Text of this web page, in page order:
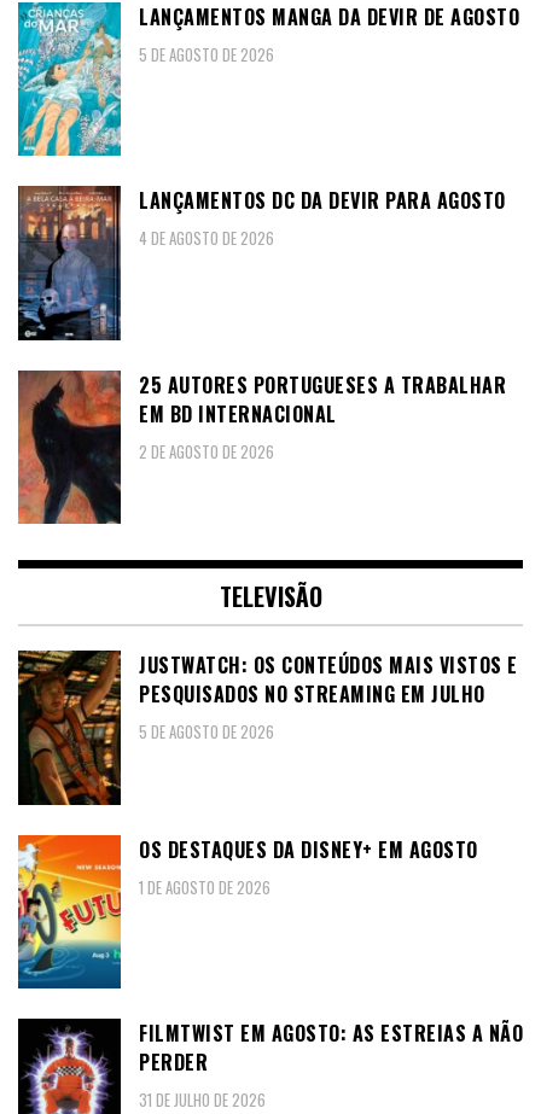
LANÇAMENTOS MANGA DA DEVIR DE AGOSTO
5 DE AGOSTO DE 2026
LANÇAMENTOS DC DA DEVIR PARA AGOSTO
4 DE AGOSTO DE 2026
25 AUTORES PORTUGUESES A TRABALHAR
EM BD INTERNACIONAL
2 DE AGOSTO DE 2026
TELEVISÃO
JUSTWATCH: OS CONTEÚDOS MAIS VISTOS E
PESQUISADOS NO STREAMING EM JULHO
5 DE AGOSTO DE 2026
OS DESTAQUES DA DISNEY+ EM AGOSTO
1 DE AGOSTO DE 2026
FILMTWIST EM AGOSTO: AS ESTREIAS A NÃO
PERDER
31 DE JULHO DE 2026